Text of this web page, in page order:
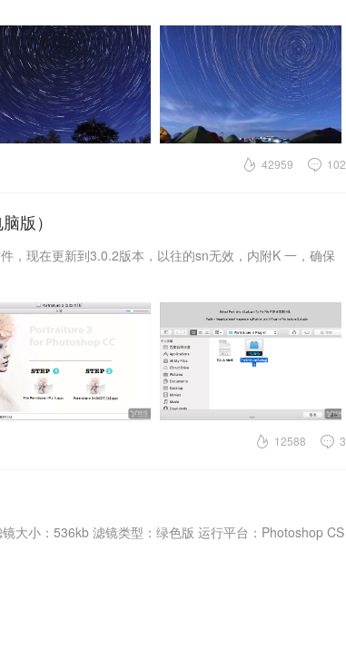
42959 102
版）
，现在更新到3.0.2版本，以往的sn无效，内附K 一，确保
12588 3
大小：536kb 滤镜类型：绿色版 运行平台：Photoshop CS